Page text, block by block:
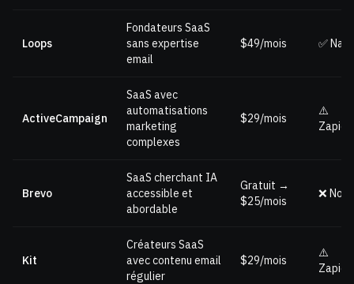
Loops
Fondateurs SaaS
sans expertise
email
$49/mois ✅
ActiveCampaign
SaaS avec
automatisations
marketing
complexes
$29/mois
⚠️
Zapier
Brevo
SaaS cherchant IA
accessible et
abordable
Gratuit →
$25/mois
❌ Non
Kit
Créateurs SaaS
avec contenu email
régulier
$29/mois
⚠️
Zapier